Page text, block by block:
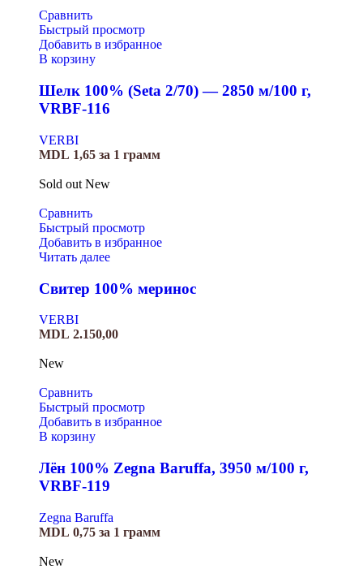
Сравнить
Быстрый просмотр
Добавить в избранное
В корзину
Шелк 100% (Seta 2/70) — 2850 м/100 г,
VRBF-116
VERBI
MDL 1,65 за 1 грамм
Sold out New
Сравнить
Быстрый просмотр
Добавить в избранное
Читать далее
Свитер 100% меринос
VERBI
MDL 2.150,00
New
Сравнить
Быстрый просмотр
Добавить в избранное
В корзину
Лён 100% Zegna Baruffa, 3950 м/100 г,
VRBF-119
Zegna Baruffa
MDL 0,75 за 1 грамм
New